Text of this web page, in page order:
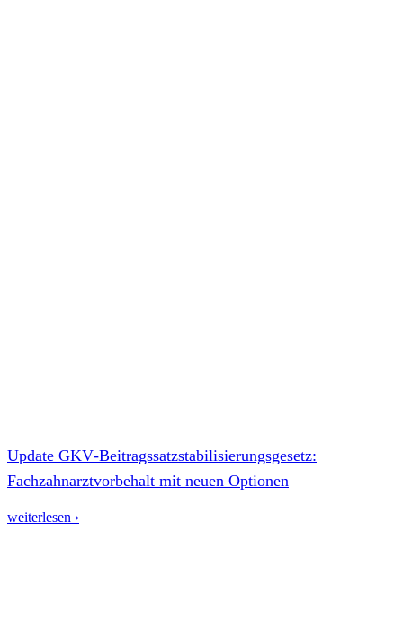
Update GKV‑Beitragssatzstabilisierungsgesetz:
Fachzahnarztvorbehalt mit neuen Optionen
weiterlesen ›